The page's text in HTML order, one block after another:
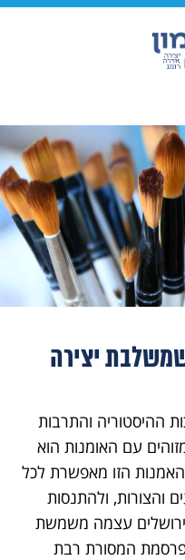
יצירה
ההיסטוריה והתרבות
עם האומנות הוא
הזו מאפשרת לכל
והצורות, ולהתנסות
ירושלים עצמה משמשת
המסורת רבת